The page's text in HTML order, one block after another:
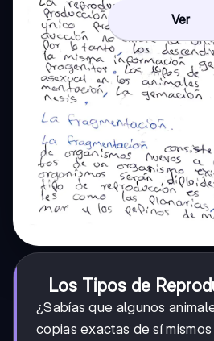
Ver
Los Tipos de
¿Sabías que algunos
copias exactas de sí